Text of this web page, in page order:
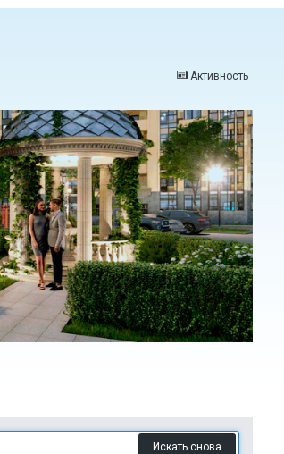
Активность
Искать снова